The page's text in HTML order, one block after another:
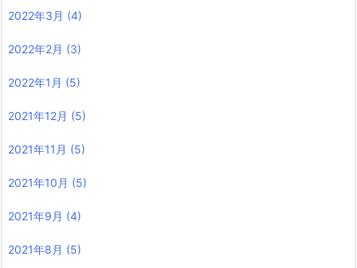
2022年3月 (4)
2022年2月 (3)
2022年1月 (5)
2021年12月 (5)
2021年11月 (5)
2021年10月 (5)
2021年9月 (4)
2021年8月 (5)